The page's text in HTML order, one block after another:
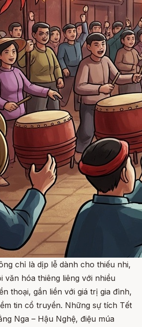
chỉ là dịp lễ dành cho thiếu nhi,
văn hóa thiêng liêng với nhiều
thoại, gắn liền với giá trị gia đình,
tin cổ truyền. Những sự tích Tết
Nga – Hậu Nghệ, điệu múa